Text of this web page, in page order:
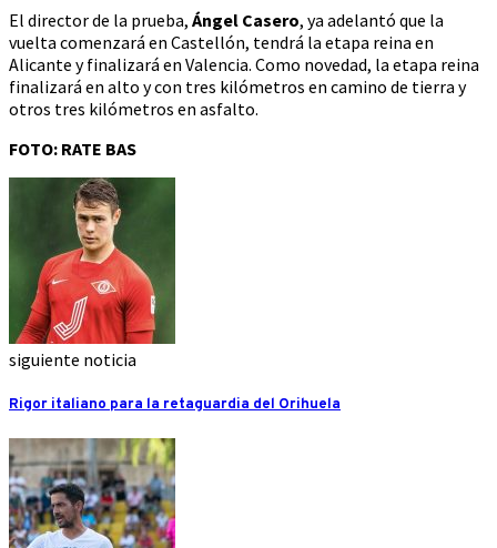
El director de la prueba, Ángel Casero, ya adelantó que la
vuelta comenzará en Castellón, tendrá la etapa reina en
Alicante y finalizará en Valencia. Como novedad, la etapa reina
finalizará en alto y con tres kilómetros en camino de tierra y
otros tres kilómetros en asfalto.
FOTO: RATE BAS
siguiente noticia
Rigor italiano para la retaguardia del Orihuela